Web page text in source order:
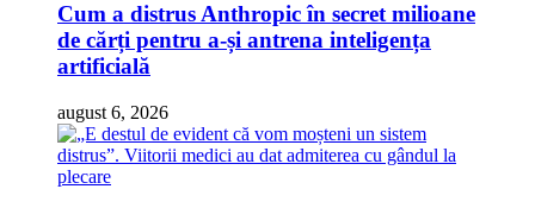
Cum a distrus Anthropic în secret milioane
de cărți pentru a-și antrena inteligența
artificială
august 6, 2026